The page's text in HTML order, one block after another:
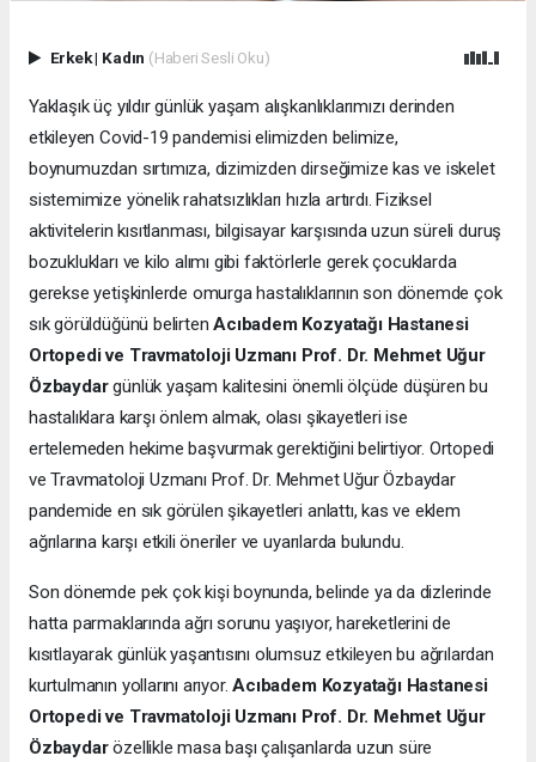
Erkek| Kadın (Haberi Sesli Oku)
Yaklaşık üç yıldır günlük yaşam alışkanlıklarımızı derinden
etkileyen Covid-19 pandemisi elimizden belimize,
boynumuzdan sırtımıza, dizimizden dirseğimize kas ve iskelet
sistemimize yönelik rahatsızlıkları hızla artırdı. Fiziksel
aktivitelerin kısıtlanması, bilgisayar karşısında uzun süreli duruş
bozuklukları ve kilo alımı gibi faktörlerle gerek çocuklarda
gerekse yetişkinlerde omurga hastalıklarının son dönemde çok
sık görüldüğünü belirtenAcıbadem Kozyatağı Hastanesi
Ortopedi ve Travmatoloji Uzmanı Prof. Dr. Mehmet Uğur
Özbaydargünlük yaşam kalitesini önemli ölçüde düşüren bu
hastalıklara karşı önlem almak, olası şikayetleri ise
ertelemeden hekime başvurmak gerektiğini belirtiyor. Ortopedi
ve Travmatoloji Uzmanı Prof. Dr. Mehmet Uğur Özbaydar
pandemide en sık görülen şikayetleri anlattı, kas ve eklem
ağrılarına karşı etkili öneriler ve uyarılarda bulundu.
Son dönemde pek çok kişi boynunda, belinde ya da dizlerinde
hatta parmaklarında ağrı sorunu yaşıyor, hareketlerini de
kısıtlayarak günlük yaşantısını olumsuz etkileyen bu ağrılardan
kurtulmanın yollarını arıyor.Acıbadem Kozyatağı Hastanesi
Ortopedi ve Travmatoloji Uzmanı Prof. Dr. Mehmet Uğur
Özbaydarözellikle masa başı çalışanlarda uzun süre